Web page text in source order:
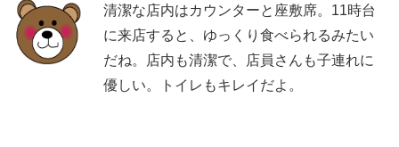
清潔な店内はカウンターと座敷席。11時台
に来店すると、ゆっくり食べられるみたい
だね。店内も清潔で、店員さんも子連れに
優しい。トイレもキレイだよ。